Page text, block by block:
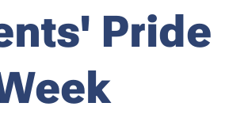
Pride